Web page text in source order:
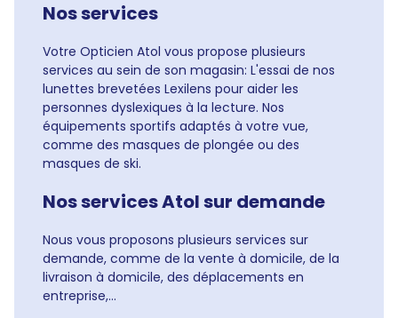
Nos services
Votre Opticien Atol vous propose plusieurs
services au sein de son magasin: L'essai de nos
lunettes brevetées Lexilens pour aider les
personnes dyslexiques à la lecture. Nos
équipements sportifs adaptés à votre vue,
comme des masques de plongée ou des
masques de ski.
Nos services Atol sur demande
Nous vous proposons plusieurs services sur
demande, comme de la vente à domicile, de la
livraison à domicile, des déplacements en
entreprise,...